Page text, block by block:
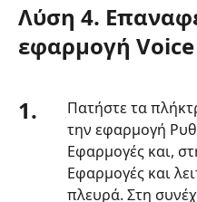
Λύση 4.
εφαρμογή
1.
Πατήστε τα
την εφαρμογή
Εφαρμογές και,
Εφαρμογές και
πλευρά. Στη